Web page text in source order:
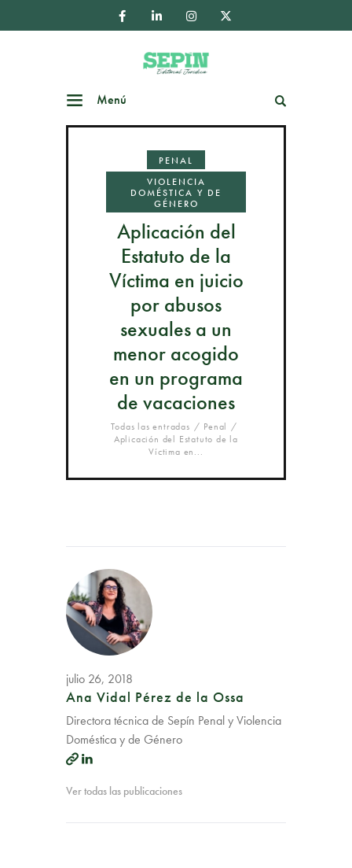
Menú
PENAL
VIOLENCIA
DOMÉSTICA Y DE
GÉNERO
Aplicación del
Estatuto de la
Víctima en juicio
por abusos
sexuales a un
menor acogido
en un programa
de vacaciones
Todas las entradas
Penal
Aplicación del Estatuto de la
Víctima en...
julio 26, 2018
Ana Vidal Pérez de la Ossa
Directora técnica de Sepín Penal y Violencia
Doméstica y de Género
Ver todas las publicaciones